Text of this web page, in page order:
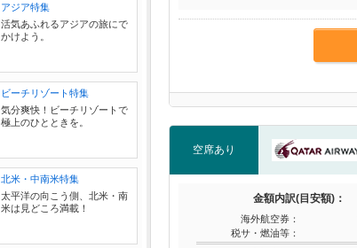
空席あり
金額内訳(目安額)：
海外航空券：
税サ・燃油等：
アジア特集
活気あふれるアジアの旅にで
かけよう。
ビーチリゾート特集
気分爽快！ビーチリゾートで
極上のひとときを。
北米・中南米特集
太平洋の向こう側、北米・南
米は見どころ満載！